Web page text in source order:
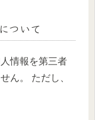
ついて
情報を第三者
ん。 ただし、